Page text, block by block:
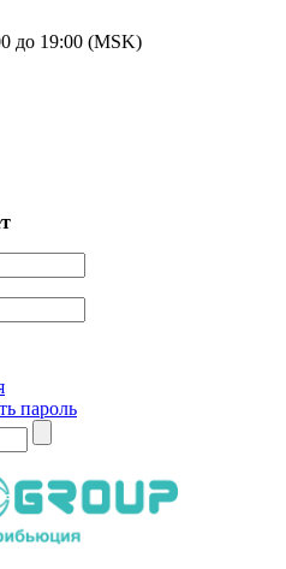
до 19:00 (MSK)
пароль